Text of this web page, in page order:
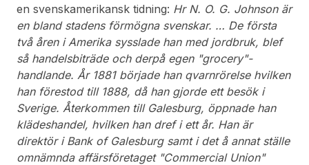
en svenskamerikansk tidning: Hr N. O. G. Johnson är
en bland stadens förmögna svenskar. … De första
två åren i Amerika sysslade han med jordbruk, blef
så handelsbiträde och derpå egen "grocery"-
handlande. År 1881 började han qvarnrörelse hvilken
han förestod till 1888, då han gjorde ett besök i
Sverige. Återkommen till Galesburg, öppnade han
klädeshandel, hvilken han dref i ett år. Han är
direktör i Bank of Galesburg samt i det å annat ställe
omnämnda affärsföretaget "Commercial Union"